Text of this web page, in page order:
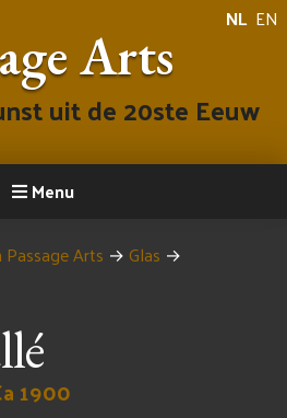
NL EN
Arts
uit de 20ste Eeuw
Menu
Arts → Glas →
1900